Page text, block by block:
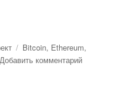
Метки
Bitcoin, Ethereum,
Добавить комментарий